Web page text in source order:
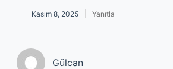
Kasım 8, 2025 Yanıtla
Gülcan